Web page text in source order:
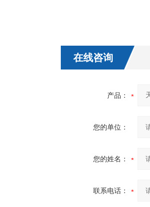
在线咨询
产品：
您的单位：
您的姓名：
联系电话：